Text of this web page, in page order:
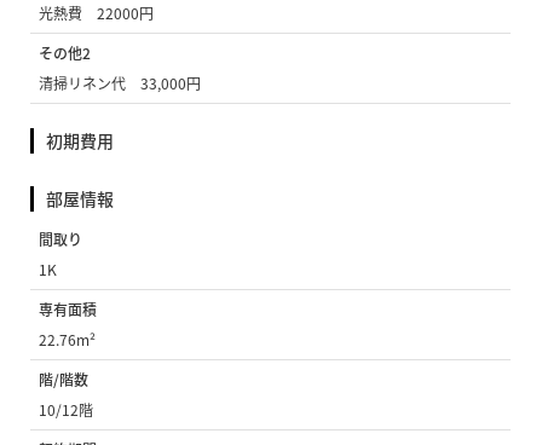
光熱費 22000円
その他2
清掃リネン代 33,000円
初期費用
部屋情報
間取り
1K
専有面積
22.76m²
階/階数
10/12階